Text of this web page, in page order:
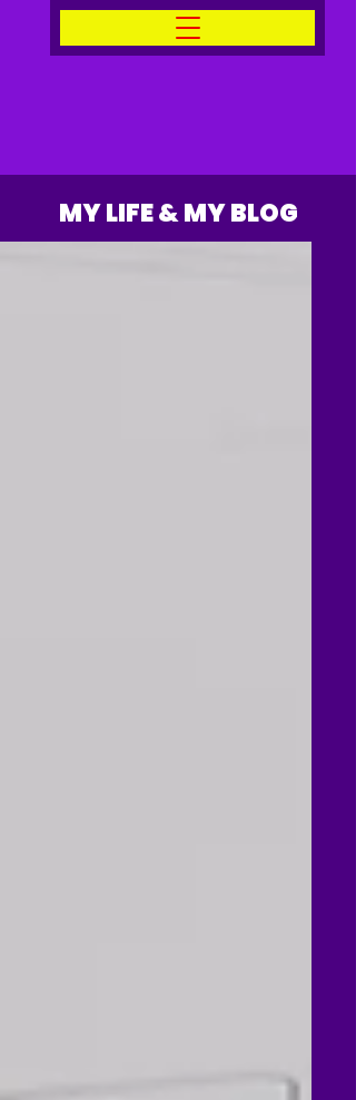
SİBEL KAZAN MİDİLLİ
MY LIFE & MY BLOG